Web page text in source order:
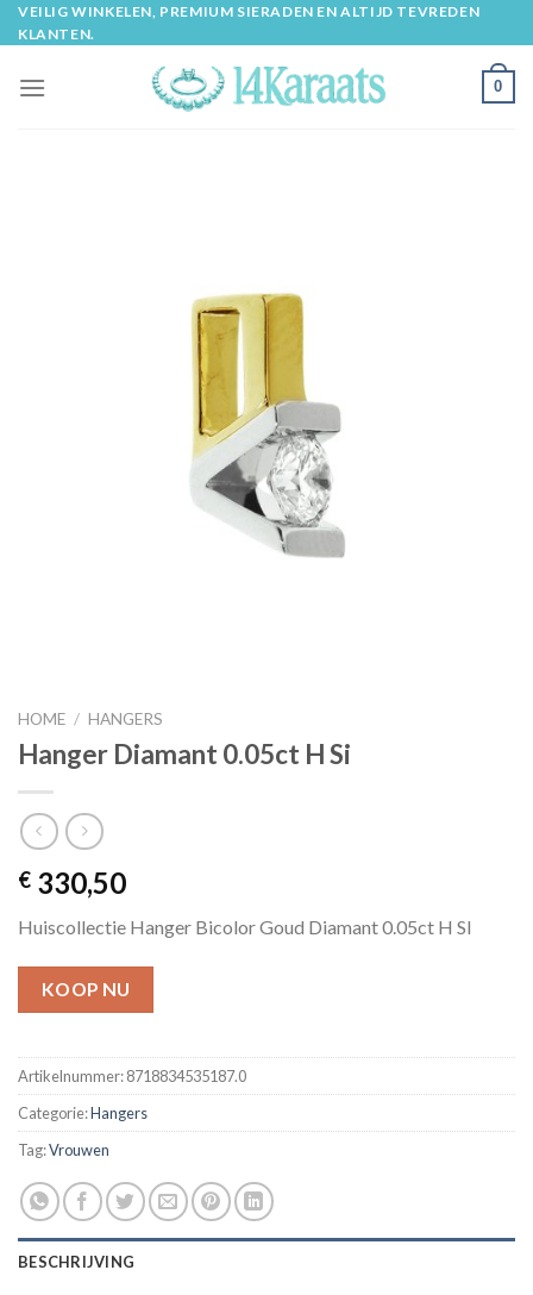
Skip
to
VEILIG WINKELEN, PREMIUM SIERADEN EN ALTIJD TEVREDEN
KLANTEN.
0
HOME / HANGERS
Hanger Diamant 0.05ct H Si
€ 330,50
Huiscollectie Hanger Bicolor Goud Diamant 0.05ct H SI
KOOP NU
Artikelnummer:8718834535187.0
Categorie:Hangers
Tag:Vrouwen
BESCHRIJVING